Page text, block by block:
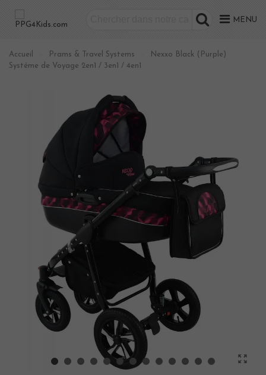
MENU
Accueil Prams & Travel Systems
Nexxo Black (Purple)
Systéme de Voyage 2en1 / 3en1 / 4en1